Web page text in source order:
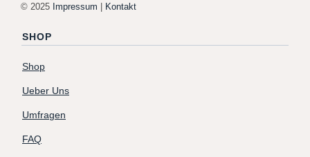
© 2025 Impressum | Kontakt
SHOP
Shop
Ueber Uns
Umfragen
FAQ